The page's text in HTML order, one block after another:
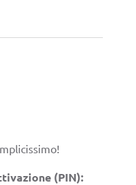
(PIN):